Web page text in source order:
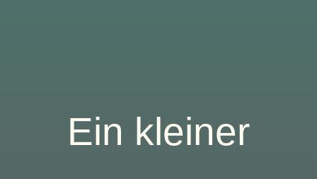
Ein kleiner